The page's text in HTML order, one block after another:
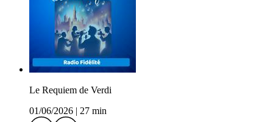
Le Requiem de Verdi
01/06/2026
27 min